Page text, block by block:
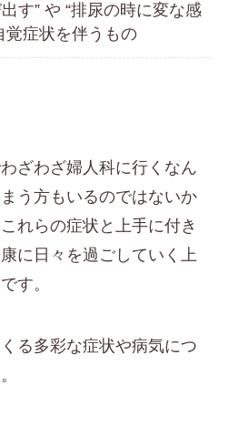
す” や “排尿の時に変な感
覚症状を伴うもの
ざわざ婦人科に行くなん
う方もいるのではないか
れらの症状と上手に付き
に日々を過ごしていく上
す。
る多彩な症状や病気につ